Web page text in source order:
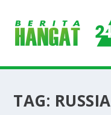
TAG: RUSSIA